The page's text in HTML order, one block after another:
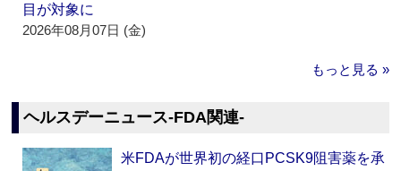
目が対象に
2026年08月07日 (金)
もっと見る »
ヘルスデーニュース‐FDA関連‐
米FDAが世界初の経口PCSK9阻害薬を承